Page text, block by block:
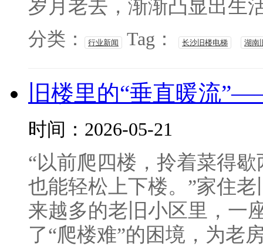
岁月老去，渐渐凸显出生
分类： 行业新闻 Tag： 长沙旧楼电梯 湖南
旧楼里的“垂直暖流
时间：2026-05-21
“以前爬四楼，拎着菜得
也能轻松上下楼。”家住
来越多的老旧小区里，一
了“爬楼难”的困境，为老